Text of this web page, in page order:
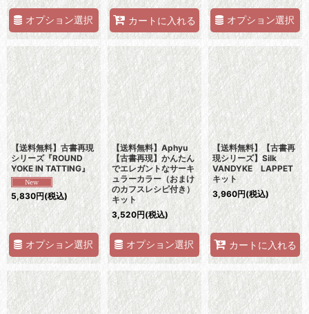
オプション選択 カートに入れる オプション選択
【送料無料】古書再現
シリーズ『ROUND
YOKE IN TATTING』
5,830円(税込)
オプション選択
【送料無料】Aphyu
【古書再現】かんたん
でエレガントなサーキ
ュラーカラー（おまけ
のカフスレシピ付き）
キット
3,520円(税込)
オプション選択
【送料無料】【古書再
現シリーズ】Silk
VANDYKE LAPPET
キット
3,960円(税込)
カートに入れる